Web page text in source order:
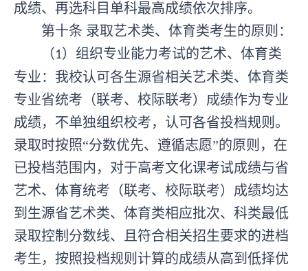
成绩、再选科目单科最高成绩依次排序。
第十条 录取艺术类、体育类考生的原则：
（ 1） 组织专业能力考试的艺术、体育类
专业： 我校认可各生源省相关艺术类、体育类
专业省统考（联考、校际联考）成绩作为专业
成绩，不单独组织校考，认可各省投档规则。
录取时按照“分数优先、遵循志愿”的原则，在
已投档范围内，对于高考文化课考试成绩与省
艺术、体育统考（联考、校际联考）成绩均达
到生源省艺术类、体育类相应批次、科类最低
录取控制分数线、且符合相关招生要求的进档
考生，按照投档规则计算的成绩从高到低择优